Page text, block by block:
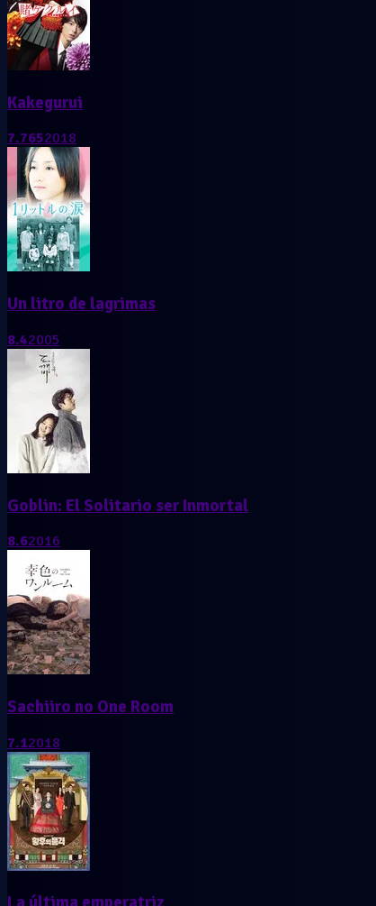
Kakegurui
7.7652018
Un litro de lagrimas
8.42005
Goblin: El Solitario ser Inmortal
8.62016
Sachiiro no One Room
7.12018